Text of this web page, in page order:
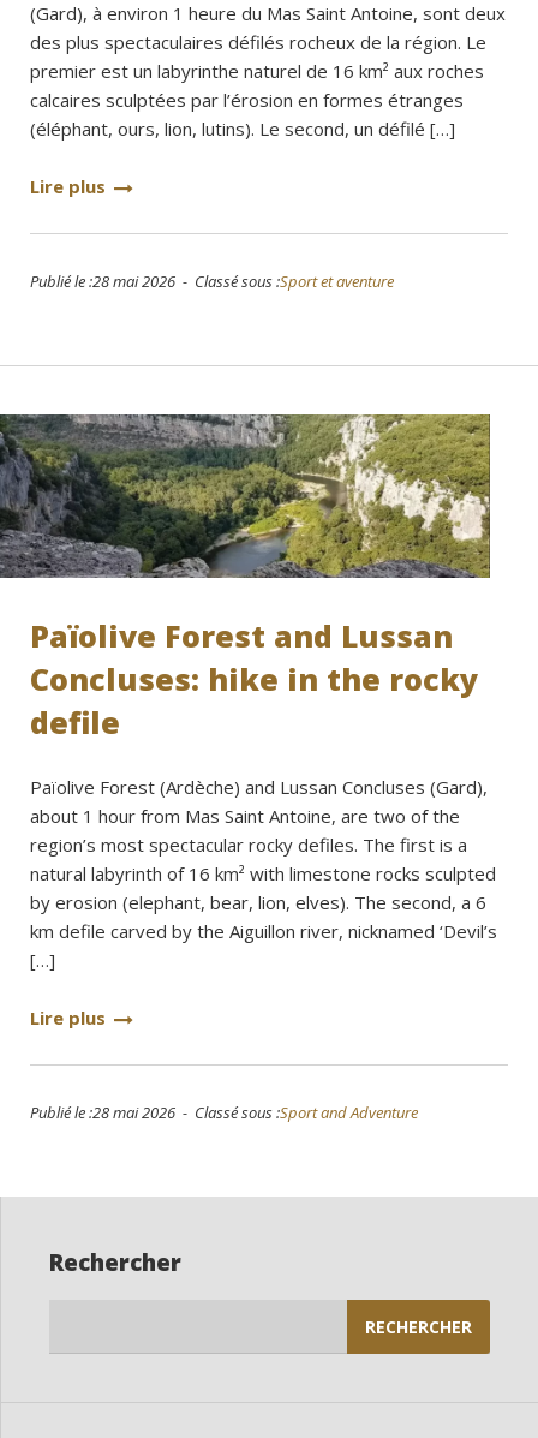
(Gard), à environ 1 heure du Mas Saint Antoine, sont deux
des plus spectaculaires défilés rocheux de la région. Le
premier est un labyrinthe naturel de 16 km² aux roches
calcaires sculptées par l’érosion en formes étranges
(éléphant, ours, lion, lutins). Le second, un défilé […]
Lire plus
Publié le :28 mai 2026 - Classé sous :Sport et aventure
Païolive Forest and Lussan
Concluses: hike in the rocky
defile
Païolive Forest (Ardèche) and Lussan Concluses (Gard),
about 1 hour from Mas Saint Antoine, are two of the
region’s most spectacular rocky defiles. The first is a
natural labyrinth of 16 km² with limestone rocks sculpted
by erosion (elephant, bear, lion, elves). The second, a 6
km defile carved by the Aiguillon river, nicknamed ‘Devil’s
[…]
Lire plus
Publié le :28 mai 2026 - Classé sous :Sport and Adventure
Rechercher